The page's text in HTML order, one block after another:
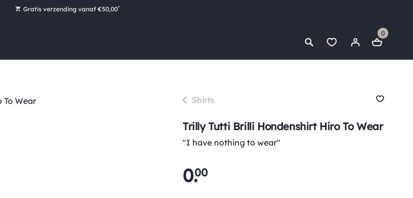
Gratis verzending vanaf €50,00*
0
Shirts
Trilly Tutti Brilli Hondenshirt Hiro To Wear
"I have nothing to wear"
0.00